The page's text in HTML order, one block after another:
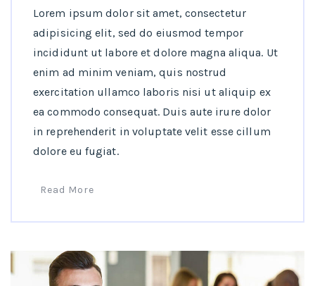
Lorem ipsum dolor sit amet, consectetur
adipisicing elit, sed do eiusmod tempor
incididunt ut labore et dolore magna aliqua. Ut
enim ad minim veniam, quis nostrud
exercitation ullamco laboris nisi ut aliquip ex
ea commodo consequat. Duis aute irure dolor
in reprehenderit in voluptate velit esse cillum
dolore eu fugiat.
Read More